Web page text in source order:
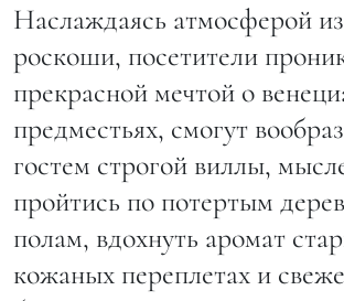
Наслаждаясь атмосферой
роскоши, посетители
прекрасной мечтой о
предместьях, смогут
гостем строгой виллы,
пройтись по потертым
полам, вдохнуть аромат
кожаных переплетах и